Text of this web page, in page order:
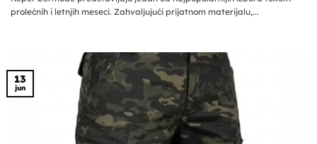
prolećnih i letnjih meseci. Zahvaljujući prijatnom materijalu,...
13
jun